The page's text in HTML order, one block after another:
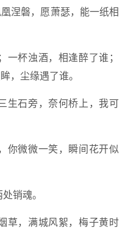
涅磐，愿萧瑟，能一纸相
一杯浊酒，相逢醉了谁；
，尘缘遇了谁。
生石旁，奈何桥上，我可
你微微一笑，瞬间花开似
销魂。
草，满城风絮，梅子黄时